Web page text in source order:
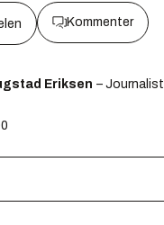
Kommenter
Eriksen – Journalist